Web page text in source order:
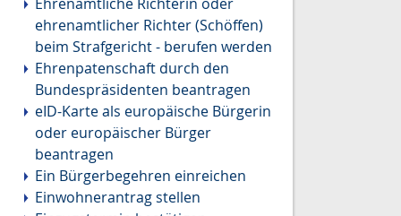
ehrenamtlicher Richter (Schöffen)
beim Strafgericht - berufen werden
Ehrenpatenschaft durch den
Bundespräsidenten beantragen
eID-Karte als europäische Bürgerin
oder europäischer Bürger
beantragen
Ein Bürgerbegehren einreichen
Einwohnerantrag stellen